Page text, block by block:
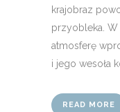
krajobraz
przyobleka. W
atmosferę
i jego wesoła
READ MORE